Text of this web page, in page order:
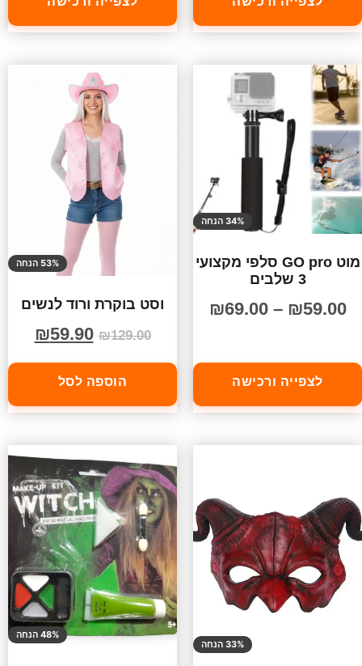
34% הנחה
מוט GO pro סלפי מקצועי
3 שלבים
₪59.00
–
₪69.00
לצפייה ורכישה
53% הנחה
וסט בוקרת ורוד לנשים
₪129.00
₪59.90
הוספה לסל
33% הנחה
48% הנחה